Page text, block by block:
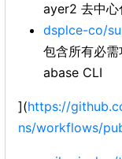
ayer2 去中心
dsplce-co/
包含所有必
abase CLI
](https://
ns/workflows/